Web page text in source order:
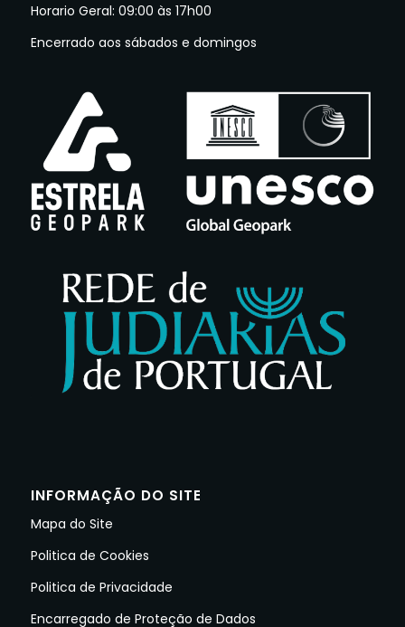
Horario Geral: 09:00 às 17h00
Encerrado aos sábados e domingos
INFORMAÇÃO DO SITE
Mapa do Site
Politica de Cookies
Politica de Privacidade
Encarregado de Proteção de Dados